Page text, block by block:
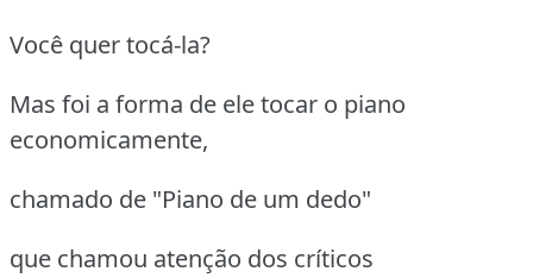
Você quer tocá-la?
Mas foi a forma de ele tocar o piano
economicamente,
chamado de "Piano de um dedo"
que chamou atenção dos críticos